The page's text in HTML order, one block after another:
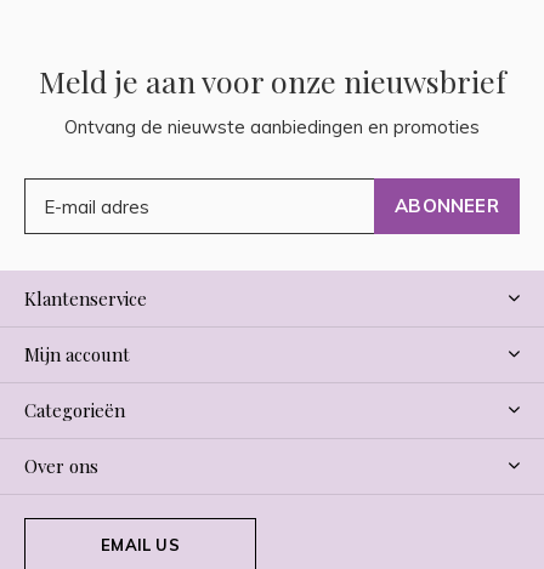
Meld je aan voor onze nieuwsbrief
Ontvang de nieuwste aanbiedingen en promoties
ABONNEER
Klantenservice
Mijn account
Categorieën
Over ons
EMAIL US